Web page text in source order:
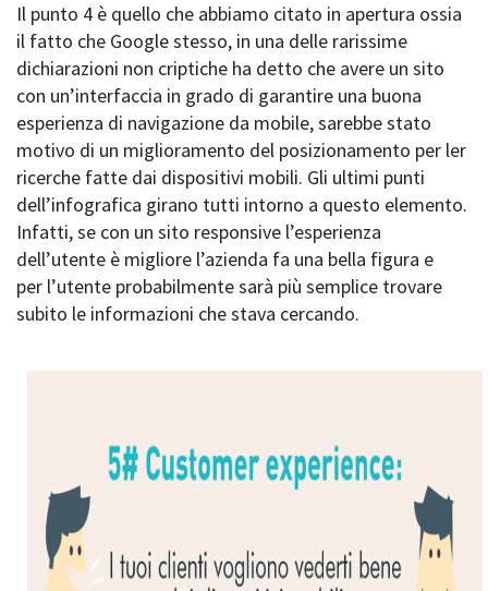
Il punto 4 è quello che abbiamo citato in apertura ossia
il fatto che Google stesso, in una delle rarissime
dichiarazioni non criptiche ha detto che avere un sito
con un’interfaccia in grado di garantire una buona
esperienza di navigazione da mobile, sarebbe stato
motivo di un miglioramento del posizionamento per ler
ricerche fatte dai dispositivi mobili. Gli ultimi punti
dell’infografica girano tutti intorno a questo elemento.
Infatti, se con un sito responsive l’esperienza
dell’utente è migliore l’azienda fa una bella figura e
per l’utente probabilmente sarà più semplice trovare
subito le informazioni che stava cercando.